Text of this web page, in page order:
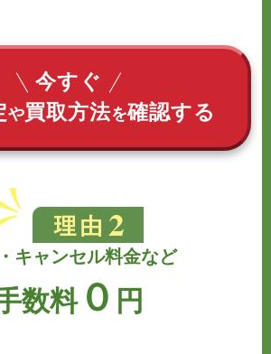
今すぐ
や買取方法を確認する
キャンセル料金など
数料０ 円